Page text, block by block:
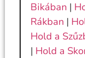
Bikában |
Rákban |
Hold a
| Hold a